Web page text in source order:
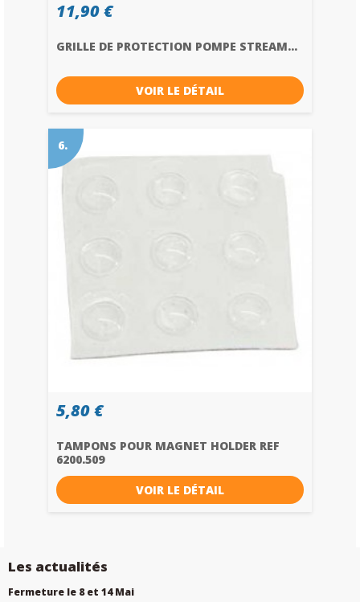
11,90 €
GRILLE DE PROTECTION POMPE STREAM...
VOIR LE DÉTAIL
6.
5,80 €
TAMPONS POUR MAGNET HOLDER REF
6200.509
VOIR LE DÉTAIL
Les actualités
Fermeture le 8 et 14 Mai